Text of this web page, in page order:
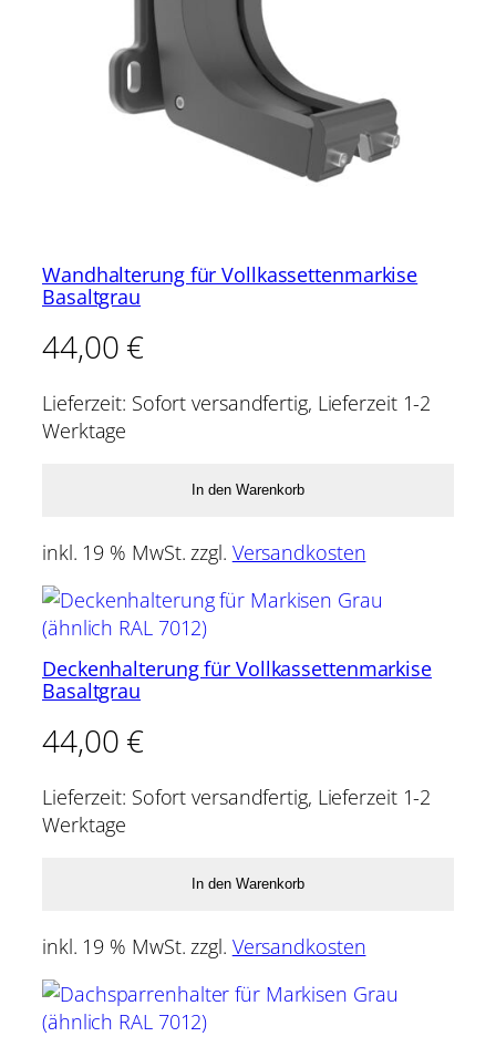
Wandhalterung für Vollkassettenmarkise
Basaltgrau
44,00 €
Lieferzeit: Sofort versandfertig, Lieferzeit 1-2
Werktage
In den Warenkorb
inkl. 19 % MwSt. zzgl. Versandkosten
Deckenhalterung für Vollkassettenmarkise
Basaltgrau
44,00 €
Lieferzeit: Sofort versandfertig, Lieferzeit 1-2
Werktage
In den Warenkorb
inkl. 19 % MwSt. zzgl. Versandkosten